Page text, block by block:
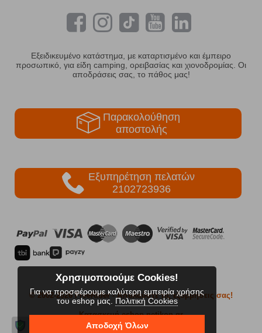
Εξειδικευμένο κατάστημα, με καταρτισμένο και έμπειρο
προσωπικό, για είδη camping, ορειβασίας και χιονοδρομίας. Οι
αποδράσεις σας, το πάθος μας!
Παρακολούθηση
αποστολής
Εξυπηρέτηση πελατών
2102723936
© 2002-2026 FreeRider- Απολαύστε τις εξορμήσεις σας!
Κατασκευή eshop netikon.gr
Χρησιμοποιούμε Cookies!
Για να προσφέρουμε καλύτερη εμπειρία χρήσης
του eshop μας. Πολιτική Cookies
Αποδοχή Όλων